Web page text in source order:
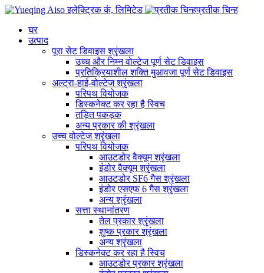
प्रतीक चिन्ह
घर
उत्पाद
पूरा सेट डिवाइस श्रृंखला
उच्च और निम्न वोल्टेज पूर्ण सेट डिवाइस
प्रतिक्रियाशील शक्ति मुआवजा पूर्ण सेट डिवाइस
अल्ट्रा-हाई-वोल्टेज श्रृंखला
परिपथ वियोजक
डिस्कनेक्ट कर रहा है स्विच
तड़ित पकड़क
अन्य प्रकार की श्रृंखला
उच्च वोल्टेज श्रृंखला
परिपथ वियोजक
आउटडोर वैक्यूम श्रृंखला
इंडोर वैक्यूम श्रृंखला
आउटडोर SF6 गैस श्रृंखला
इंडोर एसएफ 6 गैस श्रृंखला
अन्य श्रृंखला
सत्ता स्थानांतरण
तेल प्रकार श्रृंखला
शुष्क प्रकार श्रृंखला
अन्य श्रृंखला
डिस्कनेक्ट कर रहा है स्विच
आउटडोर प्रकार श्रृंखला